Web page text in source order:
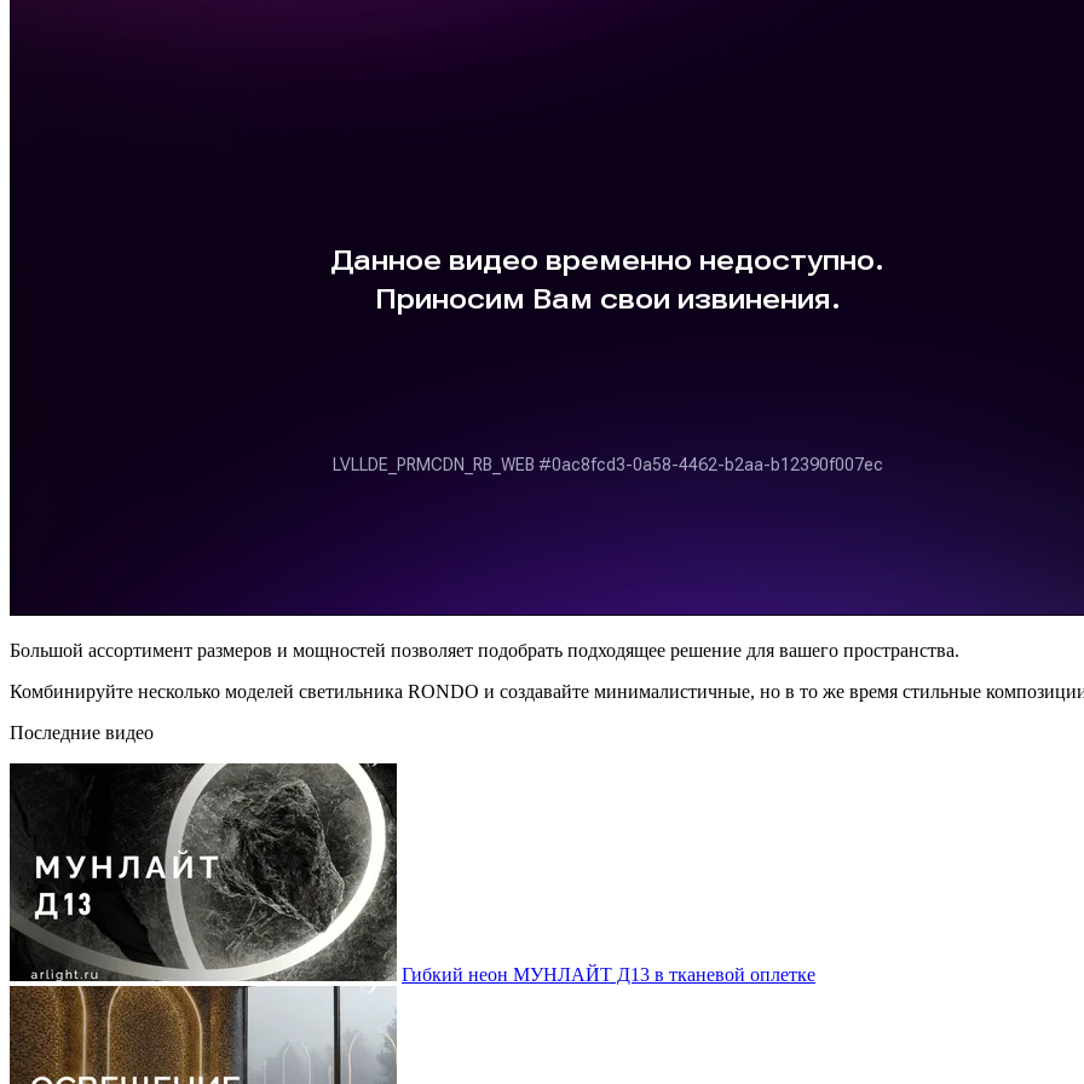
Большой ассортимент размеров и мощностей позволяет подобрать подходящее решение для вашего пространства.
Комбинируйте несколько моделей светильника RONDO и создавайте минималистичные, но в то же время стильные
Последние видео
Гибкий неон МУНЛАЙТ Д13 в тканевой оплетке